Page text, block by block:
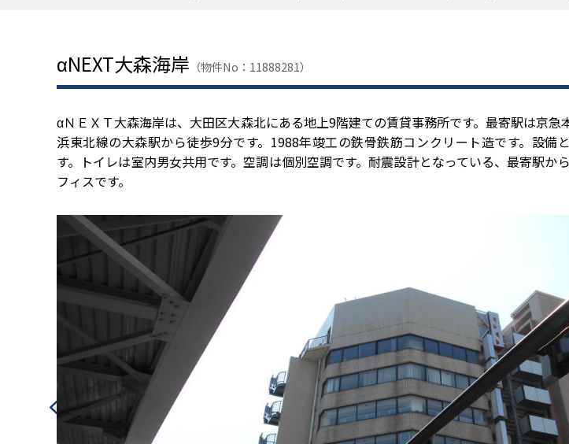
αNEXT大森海岸 （物件No：11888281）
αＮＥＸＴ大森海岸は、大田区大森北にある地上9階建ての賃貸事務所です。最寄駅は京
浜東北線の大森駅から徒歩9分です。1988年竣工の鉄骨鉄筋コンクリート造です。設備
す。トイレは室内男女共用です。空調は個別空調です。耐震設計となっている、最寄駅か
フィスです。